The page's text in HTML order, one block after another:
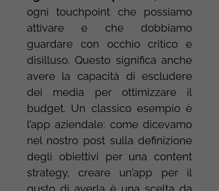
ogni touchpoint che possiamo
attivare e che dobbiamo
guardare con occhio critico e
disilluso. Questo significa anche
avere la capacità di escludere
dei media per ottimizzare il
budget. Un classico esempio è
l’app aziendale: come dicevamo
nel nostro post sulla definizione
degli obiettivi per una content
strategy, creare un’app per il